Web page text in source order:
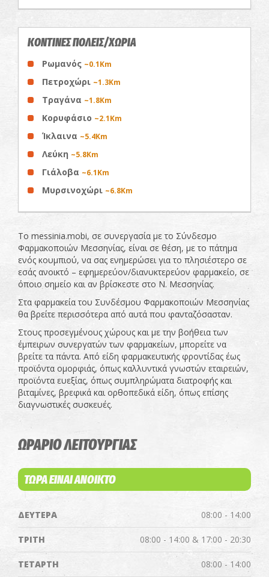
ΚΟΝΤΙΝΕΣ ΠΟΛΕΙΣ/ΧΩΡΙΑ
Ρωμανός ~0.1Km
Πετροχώρι ~1.3Km
Τραγάνα ~1.8Km
Κορυφάσιο ~2.1Km
Ίκλαινα ~5.4Km
Λεύκη ~5.8Km
Γιάλοβα ~6.1Km
Μυρσινοχώρι ~6.8Km
Το messinia.mobi, σε συνεργασία με το Σύνδεσμο
Φαρμακοποιών Μεσσηνίας, είναι σε θέση, με το πάτημα
ενός κουμπιού, να σας ενημερώσει για το πλησιέστερο σε
εσάς ανοικτό – εφημερεύον/διανυκτερεύον φαρμακείο, σε
όποιο σημείο και αν βρίσκεστε στο Ν. Μεσσηνίας.
Στα φαρμακεία του Συνδέσμου Φαρμακοποιών Μεσσηνίας
θα βρείτε περισσότερα από αυτά που φανταζόσασταν.
Στους προσεγμένους χώρους και με την βοήθεια των
έμπειρων συνεργατών των φαρμακείων, μπορείτε να
βρείτε τα πάντα. Από είδη φαρμακευτικής φροντίδας έως
προϊόντα ομορφιάς, όπως καλλυντικά γνωστών εταιρειών,
προϊόντα ευεξίας, όπως συμπληρώματα διατροφής και
βιταμίνες, βρεφικά και ορθοπεδικά είδη, όπως επίσης
διαγνωστικές συσκευές.
ΩΡΑΡΙΟ ΛΕΙΤΟΥΡΓΙΑΣ
ΤΩΡΑ ΕΙΝΑΙ ΑΝΟΙΚΤΟ
ΔΕΥΤΕΡΑ 08:00 - 14:00
ΤΡΙΤΗ 08:00 - 14:00 & 17:00 - 20:30
ΤΕΤΑΡΤΗ 08:00 - 14:00